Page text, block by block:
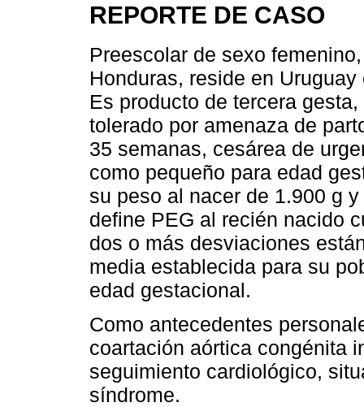
REPORTE DE CASO
Preescolar de sexo
Honduras, reside en
Es producto de tercera
tolerado por amenaza de
35 semanas, cesárea de
como pequeño para edad
su peso al nacer de 1.900 g
define PEG al recién nacido
dos o más desviaciones
media establecida para su
edad gestacional.
Como antecedentes
coartación aórtica congénita
seguimiento cardiológico,
síndrome.